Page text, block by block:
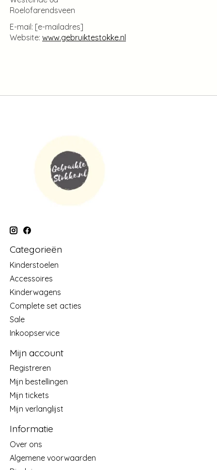
Roelofarendsveen
E-mail: [e-mailadres]
Website: www.gebruiktestokke.nl
Categorieën
Kinderstoelen
Accessoires
Kinderwagens
Complete set acties
Sale
Inkoopservice
Mijn account
Registreren
Mijn bestellingen
Mijn tickets
Mijn verlanglijst
Informatie
Over ons
Algemene voorwaarden